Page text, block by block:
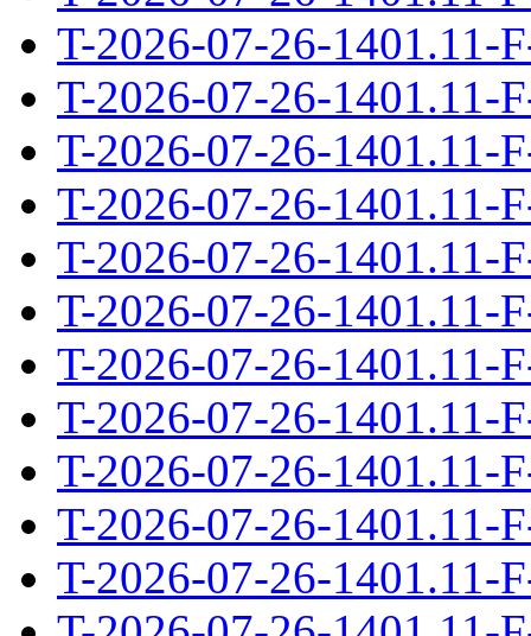
T-2026-07-26-1401.11-
T-2026-07-26-1401.11-
T-2026-07-26-1401.11-
T-2026-07-26-1401.11-
T-2026-07-26-1401.11-
T-2026-07-26-1401.11-
T-2026-07-26-1401.11-
T-2026-07-26-1401.11-
T-2026-07-26-1401.11-
T-2026-07-26-1401.11-
T-2026-07-26-1401.11-